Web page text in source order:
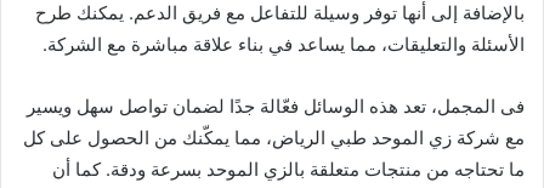
بالإضافة إلى أنها توفر وسيلة للتفاعل مع فريق الدعم. يمكنك طرح
الأسئلة والتعليقات، مما يساعد في بناء علاقة مباشرة مع الشركة.
فى المجمل، تعد هذه الوسائل فعّالة جدًا لضمان تواصل سهل ويسير
مع شركة زي الموحد طبي الرياض، مما يمكّنك من الحصول على كل
ما تحتاجه من منتجات متعلقة بالزي الموحد بسرعة ودقة. كما أن